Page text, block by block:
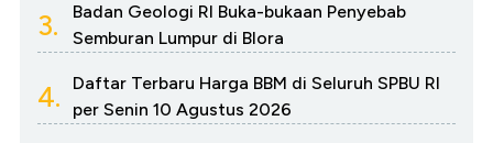
3.
Badan Geologi RI Buka-bukaan Penyebab
Semburan Lumpur di Blora
4.
Daftar Terbaru Harga BBM di Seluruh SPBU RI
per Senin 10 Agustus 2026